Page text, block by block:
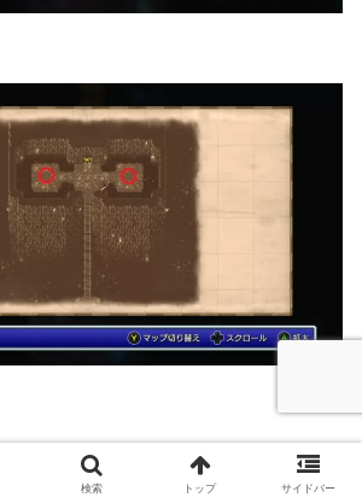
検索 トップ サイドバー